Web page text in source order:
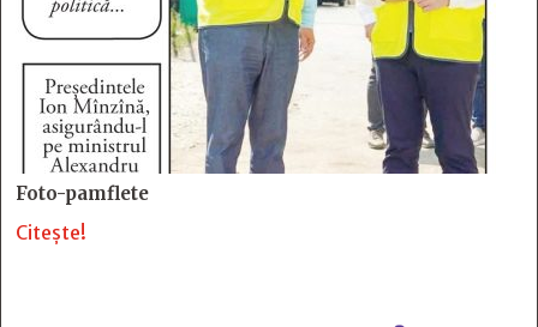
Foto-pamflete
Citește!